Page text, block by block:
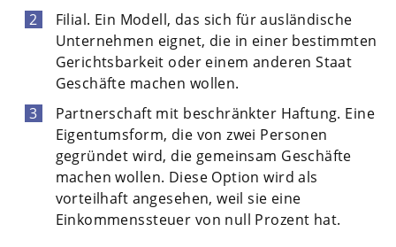
Filial. Ein Modell, das sich für ausländische
Unternehmen eignet, die in einer bestimmten
Gerichtsbarkeit oder einem anderen Staat
Geschäfte machen wollen.
Partnerschaft mit beschränkter Haftung. Eine
Eigentumsform, die von zwei Personen
gegründet wird, die gemeinsam Geschäfte
machen wollen. Diese Option wird als
vorteilhaft angesehen, weil sie eine
Einkommenssteuer von null Prozent hat.